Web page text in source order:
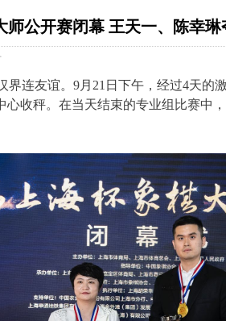
师公开赛闭幕 王天一、陈幸琳
界连友谊。9月21日下午，经过4天的
心收秤。在当天结束的专业组比赛中